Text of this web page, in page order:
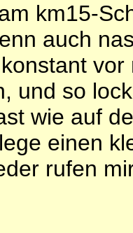
km15-
auch
und so
wie auf
einen
rufen